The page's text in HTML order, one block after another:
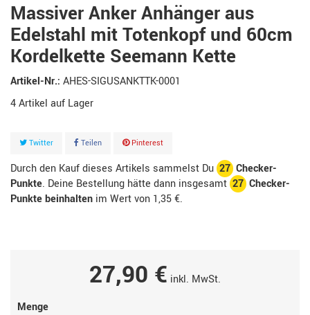
Massiver Anker Anhänger aus
Edelstahl mit Totenkopf und 60cm
Kordelkette Seemann Kette
Artikel-Nr.: AHES-SIGUSANKTTK-0001
4Artikel
Twitter Teilen Pinterest
Durch den Kauf dieses Artikels sammelst Du 27 Checker-
Punkte. Deine Bestellung hätte dann insgesamt 27 Checker-
Punkte beinhalten im Wert von 1,35 €.
27,90 € inkl. MwSt.
Menge